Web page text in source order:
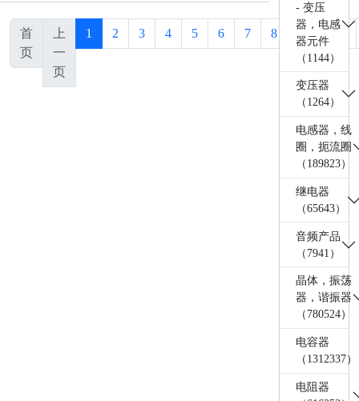
首
页
上
一
页
1 2 3 4 5 6 7 8 ... 950
- 变压
器，电感
器元件
（1144）
变压器
（1264）
电感器，线
圈，扼流圈
（189823）
继电器
（65643）
音频产品
（7941）
晶体，振荡
器，谐振器
（780524）
电容器
（1312337）
电阻器